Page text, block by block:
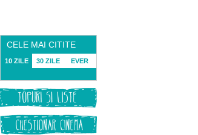
CELE MAI CITITE
10 ZILE 30 ZILE EVER